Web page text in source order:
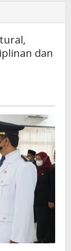
dan